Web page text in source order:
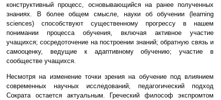
конструктивный процесс, основывающийся на ранее полученных
знаниях. В более общем смысле, науки об обучении (learning
sciences) способствуют существенному прогрессу в нашем
понимании процесса обучения, включая активное участие
учащихся; сосредоточение на построении знаний; обратную связь и
самооценку, ведущие к адаптивному обучению; участие в
сообществе учащихся.
Несмотря на изменение точки зрения на обучение под влиянием
современных научных исследований, педагогический подход
Сократа остается актуальным. Греческий философ экспромтом